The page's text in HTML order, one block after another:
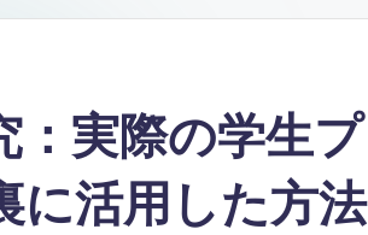
：実際の学生プ
に活用した方法